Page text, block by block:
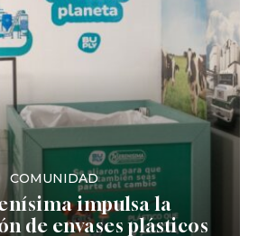
COMUNIDAD
impulsa la
de envases plásticos